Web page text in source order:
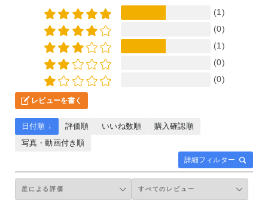
(1)
(0)
(1)
(0)
(0)
レビューを書く
詳細フィルター
日付順 ↓ 評価順 いいね数順
購入確認順
写真・動画付き順